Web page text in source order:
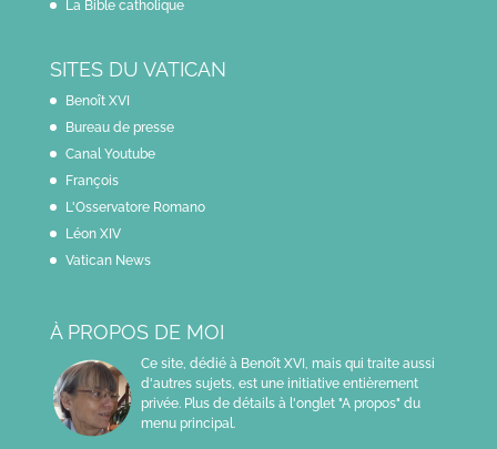
La Bible catholique
SITES DU VATICAN
Benoît XVI
Bureau de presse
Canal Youtube
François
L'Osservatore Romano
Léon XIV
Vatican News
À PROPOS DE MOI
Ce site, dédié à Benoît XVI, mais qui traite aussi
d'autres sujets, est une initiative entièrement
privée. Plus de détails à l'onglet "A propos" du
menu principal.